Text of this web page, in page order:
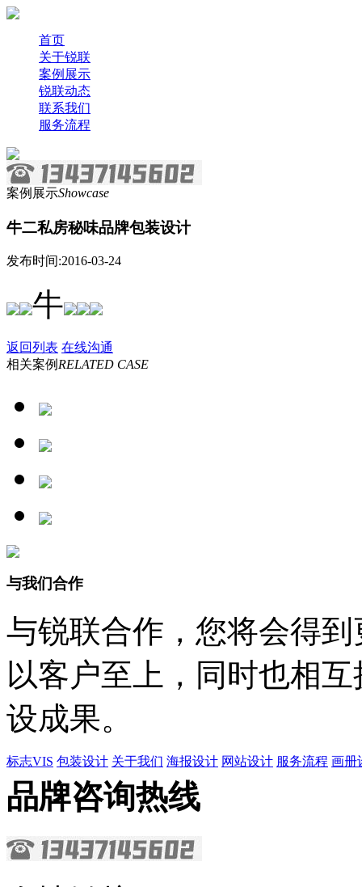
首页
关于锐联
案例展示
锐联动态
联系我们
服务流程
案例展示Showcase
牛二私房秘味品牌包装设计
发布时间:2016-03-24
牛
返回列表 在线沟通
相关案例RELATED CASE
与我们合作
与锐联合作，您将会得
以客户至上，同时也相
设成果。
标志VIS 包装设计 关于我们 海报设计 网站设计 服务流程 画册
品牌咨询热线